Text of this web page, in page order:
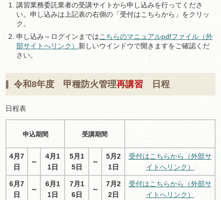
講習業務委託業者の受講サイトから申し込みを行ってくださ
い。申し込みは上記表の右側の「受付はこちらから」をクリッ
ク。
申し込み～ログインまではこちらのマニュアルpdfファイル（外
部サイトへリンク） 新しいウインドウで開きますをご確認くだ
さい。
令和8年度 甲種防火管理再講習 日程
日程表
申込期間 受講期間
4月7
日
～
4月1
1日
5月1
5日
～
5月2
1日
受付はこちらから（外部サ
イトへリンク）
6月7
日
～
6月1
1日
7月1
6日
～
7月2
2日
受付はこちらから（外部サ
イトへリンク）